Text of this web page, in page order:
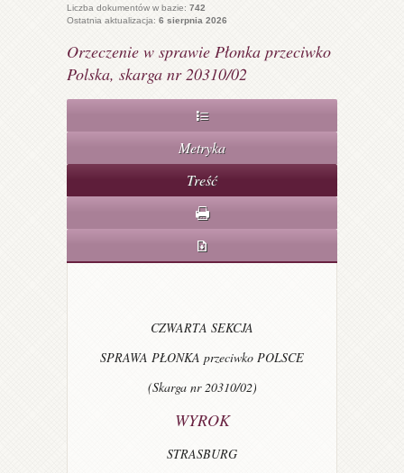
Liczba dokumentów w bazie: 742
Ostatnia aktualizacja: 6 sierpnia 2026
Orzeczenie w sprawie Płonka przeciwko
Polska, skarga nr 20310/02
4
Metryka
Treść
d
D
CZWARTA SEKCJA
SPRAWA PŁONKA przeciwko POLSCE
(Skarga nr 20310/02)
WYROK
STRASBURG